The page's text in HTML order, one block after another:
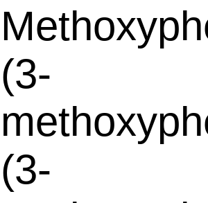
(3-
(3-